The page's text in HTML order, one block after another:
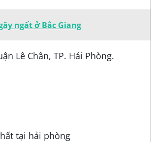
ngất ở Bắc Giang
Lê Chân, TP. Hải Phòng.